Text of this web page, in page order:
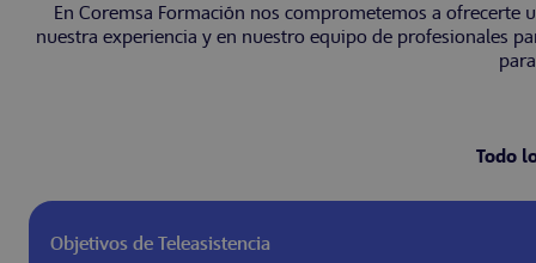
En Coremsa Formación nos comprometemos a ofrecerte
nuestra experiencia y en nuestro equipo de profesionales
Todo
Objetivos de Teleasistencia